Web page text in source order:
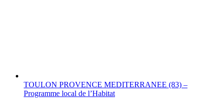
TOULON PROVENCE MEDITERRANEE (83) –
Programme local de l’Habitat